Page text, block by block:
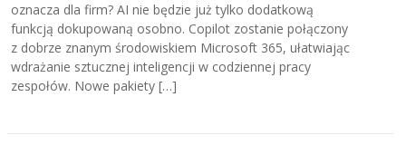
oznacza dla firm? AI nie będzie już tylko dodatkową
funkcją dokupowaną osobno. Copilot zostanie połączony
z dobrze znanym środowiskiem Microsoft 365, ułatwiając
wdrażanie sztucznej inteligencji w codziennej pracy
zespołów. Nowe pakiety […]